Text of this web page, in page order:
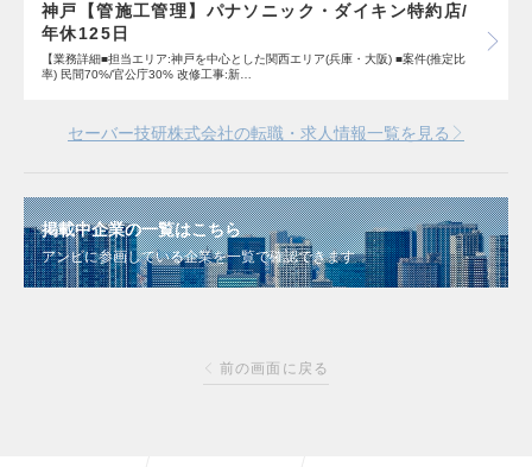
神戸【管施工管理】パナソニック・ダイキン特約店/
年休125日
【業務詳細■担当エリア:神戸を中心とした関西エリア(兵庫・大阪) ■案件(推定比
率) 民間70%/官公庁30% 改修工事:新…
セーバー技研株式会社の転職・求人情報一覧を見る
掲載中企業の一覧はこちら
アンビに参画している企業を一覧で確認できます
前の画面に戻る